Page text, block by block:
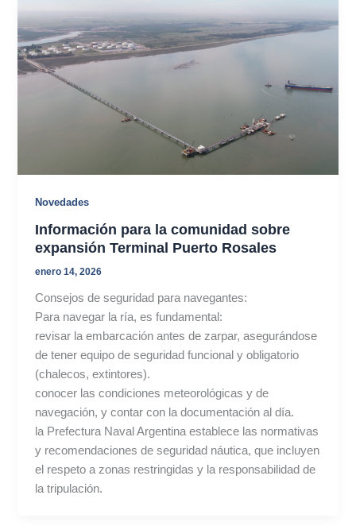
Novedades
Información para la comunidad sobre
expansión Terminal Puerto Rosales
enero 14, 2026
Consejos de seguridad para navegantes:
Para navegar la ría, es fundamental:
revisar la embarcación antes de zarpar, asegurándose
de tener equipo de seguridad funcional y obligatorio
(chalecos, extintores).
conocer las condiciones meteorológicas y de
navegación, y contar con la documentación al día.
la Prefectura Naval Argentina establece las normativas
y recomendaciones de seguridad náutica, que incluyen
el respeto a zonas restringidas y la responsabilidad de
la tripulación.